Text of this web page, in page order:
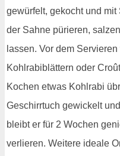
gewürfelt, gekocht und
der Sahne pürieren,
lassen. Vor dem
Kohlrabiblättern oder
Kochen etwas Kohlrabi
Geschirrtuch gewickelt
bleibt er für 2 Wochen
verlieren. Weitere ideale